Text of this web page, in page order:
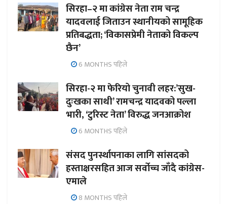
सिरहा–२ मा कांग्रेस नेता राम चन्द्र
यादवलाई जिताउन स्थानीयको सामूहिक
प्रतिबद्धता; ‘विकासप्रेमी नेताको विकल्प
छैन’
6 MONTHS पहिले
सिरहा-२ मा फेरियो चुनावी लहर:’सुख-
दुःखका साथी’ रामचन्द्र यादवको पल्ला
भारी, ‘टुरिस्ट नेता’ विरुद्ध जनआक्रोश
6 MONTHS पहिले
संसद पुनर्स्थापनाका लागि सांसदको
हस्ताक्षरसहित आज सर्वोच्च जाँदै कांग्रेस-
एमाले
8 MONTHS पहिले